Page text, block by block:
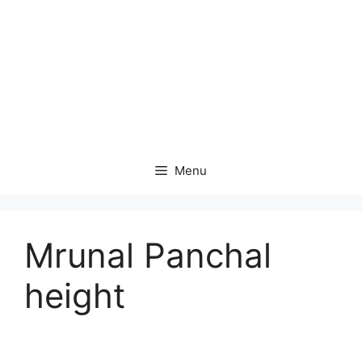
Menu
Mrunal Panchal
height